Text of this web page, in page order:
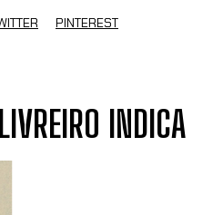
PINTEREST
INDICA